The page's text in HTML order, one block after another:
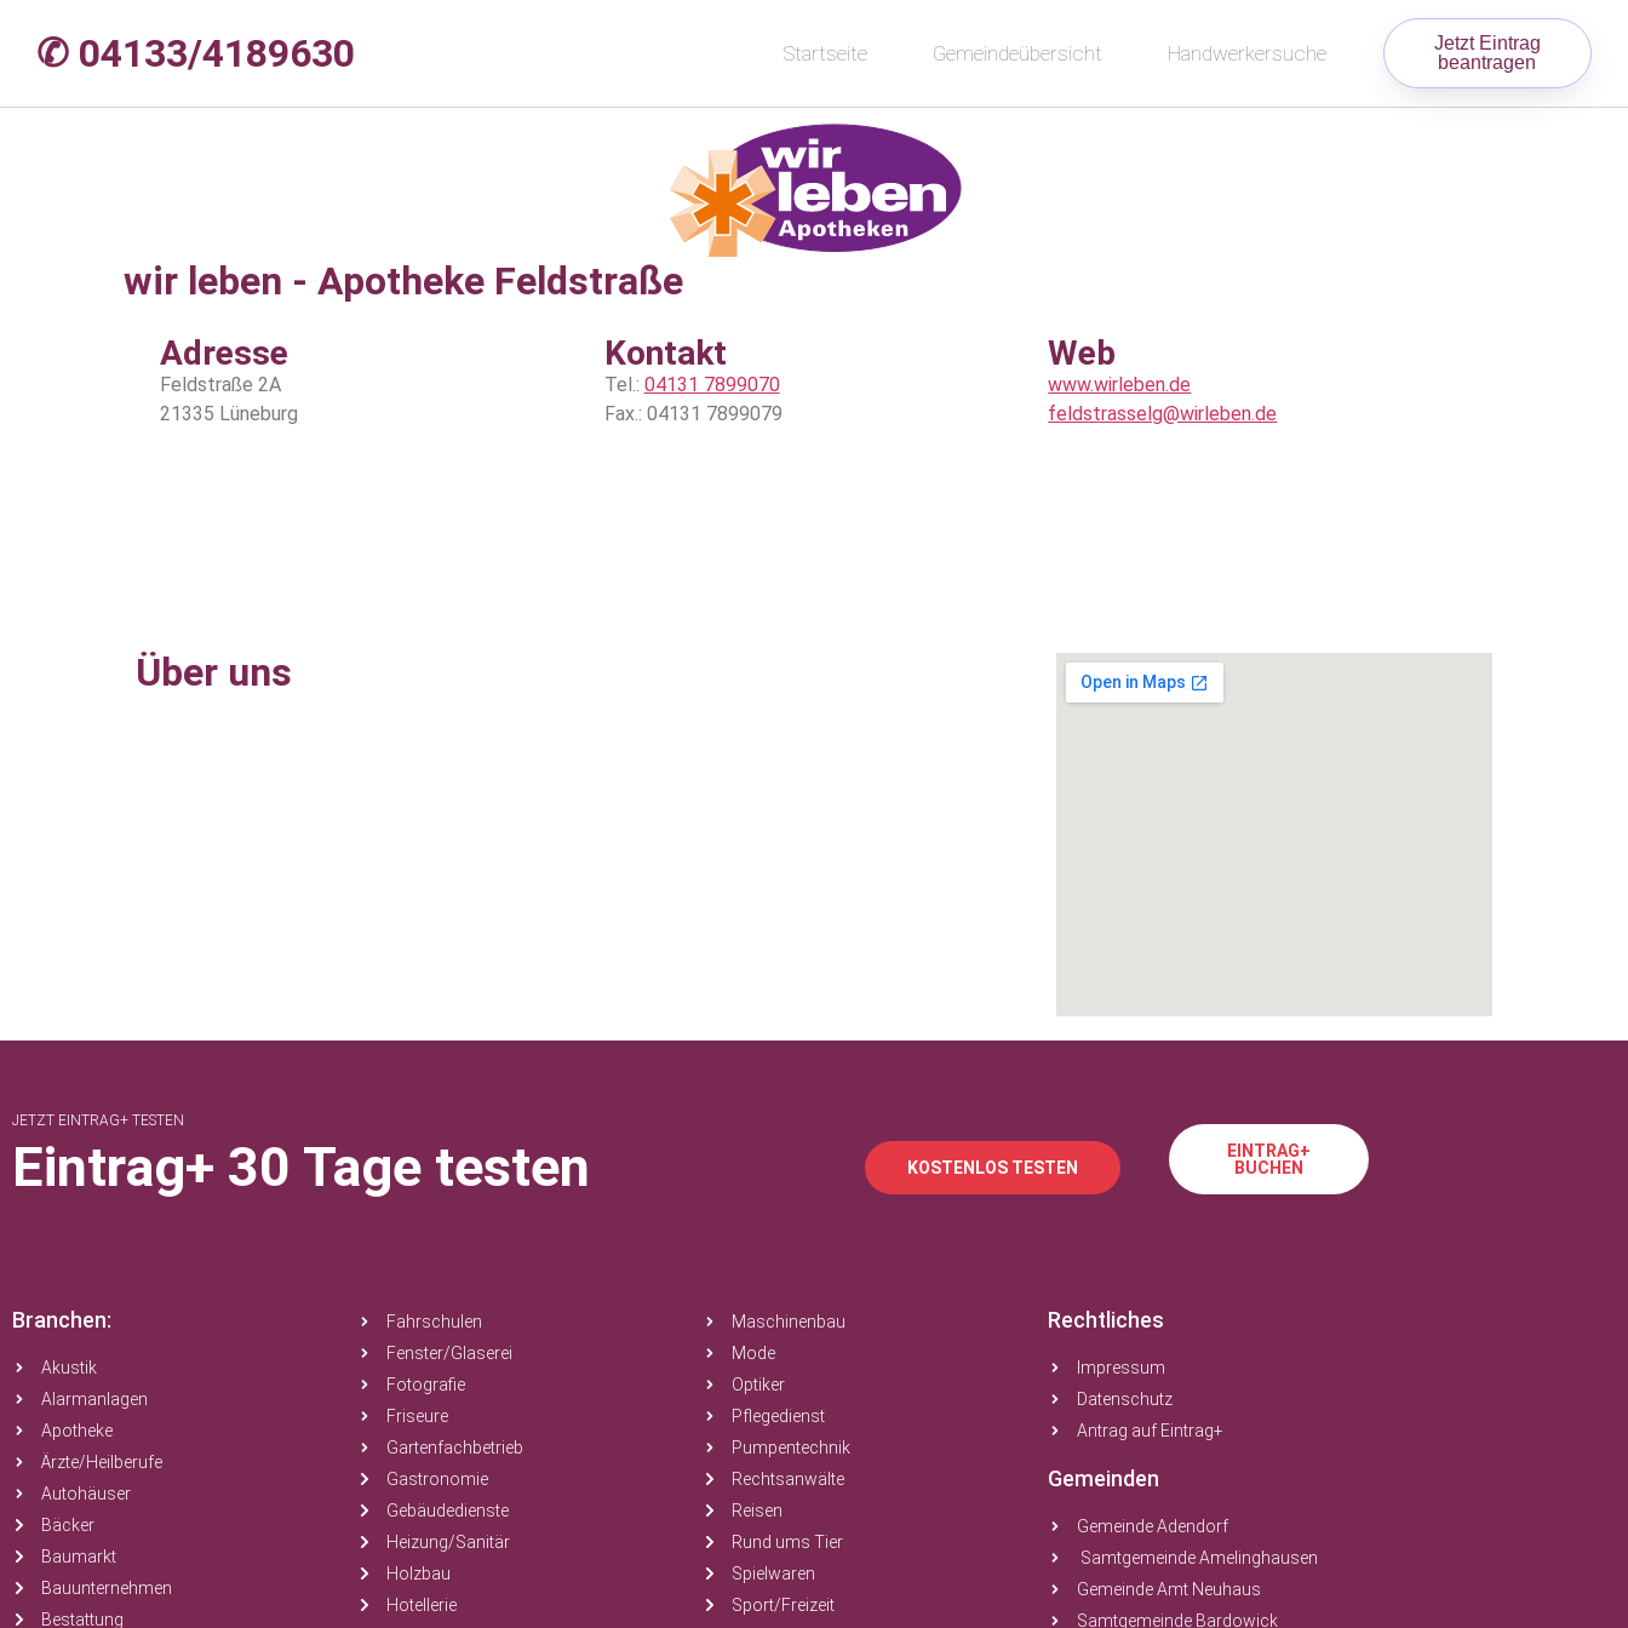
✆ 04133/4189630 Startseite Gemeindeübersicht Handwerkersuche
Jetzt Eintrag
beantragen
wir leben - Apotheke Feldstraße
Adresse
Feldstraße 2A
21335 Lüneburg
Kontakt
Tel.: 04131 7899070
Fax.: 04131 7899079
Web
www.wirleben.de
feldstrasselg@wirleben.de
Über uns
JETZT EINTRAG+ TESTEN
Eintrag+ 30 Tage testen KOSTENLOS TESTEN
EINTRAG+
BUCHEN
Branchen:
Akustik
Alarmanlagen
Apotheke
Ärzte/Heilberufe
Autohäuser
Bäcker
Baumarkt
Bauunternehmen
Bestattung
Fahrschulen
Fenster/Glaserei
Fotografie
Friseure
Gartenfachbetrieb
Gastronomie
Gebäudedienste
Heizung/Sanitär
Holzbau
Hotellerie
Maschinenbau
Mode
Optiker
Pflegedienst
Pumpentechnik
Rechtsanwälte
Reisen
Rund ums Tier
Spielwaren
Sport/Freizeit
Rechtliches
Impressum
Datenschutz
Antrag auf Eintrag+
Gemeinden
Gemeinde Adendorf
Samtgemeinde Amelinghausen
Gemeinde Amt Neuhaus
Samtgemeinde Bardowick